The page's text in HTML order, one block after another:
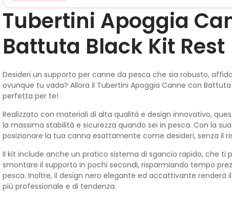
Tubertini Apoggia
Battuta Black Kit Rest
Desideri un supporto per canne da pesca che sia robusto,
ovunque tu vada? Allora il Tubertini Apoggia Canne con Battuta
perfetta per te!
Realizzato con materiali di alta qualità e design innovativo,
la massima stabilità e sicurezza quando sei in pesca. Con la
posizionare la tua canna esattamente come desideri, senza il
Il kit include anche un pratico sistema di sgancio rapido, che ti
smontare il supporto in pochi secondi, risparmiando tempo
pesca. Inoltre, il design nero elegante ed accattivante renderà
più professionale e di tendenza.